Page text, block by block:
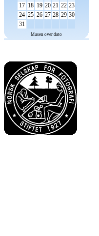
17 18 19 20 21 22 23
24 25 26 27 28 29 30
31
Musen over dato